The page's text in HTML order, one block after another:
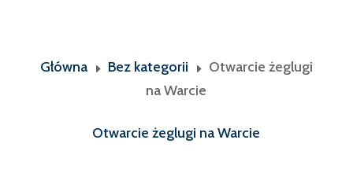
Główna E Bez kategorii E Otwarcie żeglugi
na Warcie
Otwarcie żeglugi na Warcie